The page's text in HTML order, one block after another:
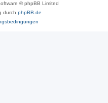
© phpBB Limited
durch phpBB.de